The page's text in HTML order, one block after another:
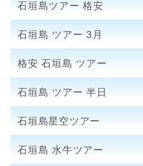
石垣島ツアー 格安
石垣島 ツアー 3月
格安 石垣島 ツアー
石垣島 ツアー 半日
石垣島星空ツアー
石垣島 水牛ツアー